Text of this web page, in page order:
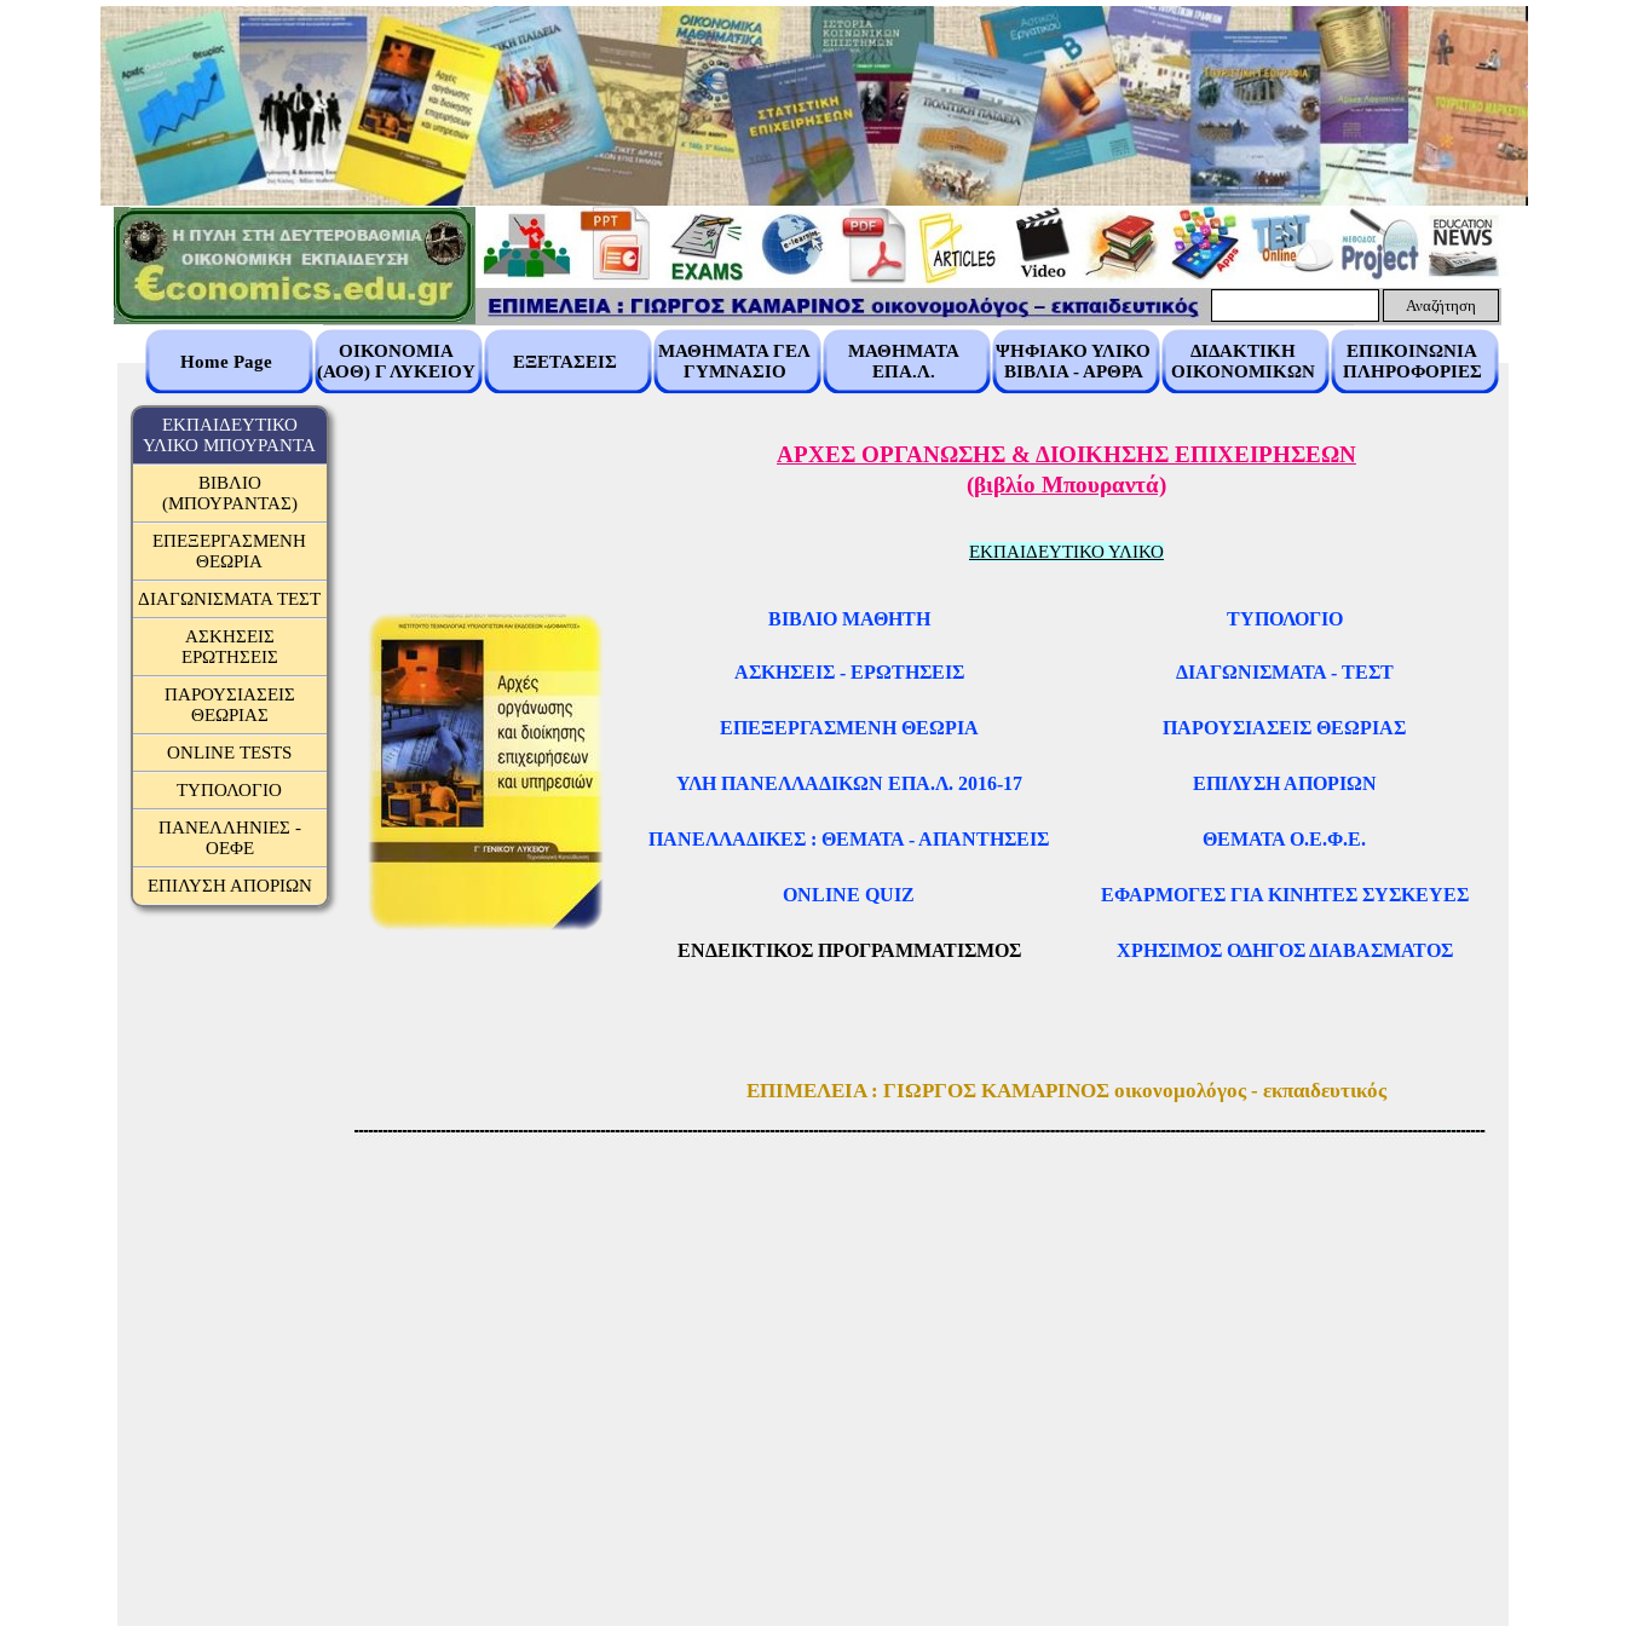
Αναζήτηση
Home Page
ΟΙΚΟΝΟΜΙΑ
(ΑΟΘ) Γ ΛΥΚΕΙΟΥ
ΕΞΕΤΑΣΕΙΣ
ΜΑΘΗΜΑΤΑ ΓΕΛ
ΓΥΜΝΑΣΙΟ
ΜΑΘΗΜΑΤΑ
ΕΠΑ.Λ.
ΨΗΦΙΑΚΟ ΥΛΙΚΟ
ΒΙΒΛΙΑ - ΑΡΘΡΑ
ΔΙΔΑΚΤΙΚΗ
ΟΙΚΟΝΟΜΙΚΩΝ
ΕΠΙΚΟΙΝΩΝΙΑ
ΠΛΗΡΟΦΟΡΙΕΣ
ΕΚΠΑΙΔΕΥΤΙΚΟ
ΥΛΙΚΟ ΜΠΟΥΡΑΝΤΑ
ΒΙΒΛΙΟ
(ΜΠΟΥΡΑΝΤΑΣ)
ΕΠΕΞΕΡΓΑΣΜΕΝΗ
ΘΕΩΡΙΑ
ΔΙΑΓΩΝΙΣΜΑΤΑ ΤΕΣΤ
ΑΣΚΗΣΕΙΣ
ΕΡΩΤΗΣΕΙΣ
ΠΑΡΟΥΣΙΑΣΕΙΣ
ΘΕΩΡΙΑΣ
ONLINE TESTS
ΤΥΠΟΛΟΓΙΟ
ΠΑΝΕΛΛΗΝΙΕΣ -
ΟΕΦΕ
ΕΠΙΛΥΣΗ ΑΠΟΡΙΩΝ
ΑΡΧΕΣ ΟΡΓΑΝΩΣΗΣ & ΔΙΟΙΚΗΣΗΣ ΕΠΙΧΕΙΡΗΣΕΩΝ
(βιβλίο Μπουραντά)
ΕΚΠΑΙΔΕΥΤΙΚΟ ΥΛΙΚΟ
ΒΙΒΛΙΟ ΜΑΘΗΤΗ
ΑΣΚΗΣΕΙΣ - ΕΡΩΤΗΣΕΙΣ
ΕΠΕΞΕΡΓΑΣΜΕΝΗ ΘΕΩΡΙΑ
ΥΛΗ ΠΑΝΕΛΛΑΔΙΚΩΝ ΕΠΑ.Λ. 2016-17
ΠΑΝΕΛΛΑΔΙΚΕΣ : ΘΕΜΑΤΑ - ΑΠΑΝΤΗΣΕΙΣ
ONLINE QUIZ
ΕΝΔΕΙΚΤΙΚΟΣ ΠΡΟΓΡΑΜΜΑΤΙΣΜΟΣ
ΤΥΠΟΛΟΓΙΟ
ΔΙΑΓΩΝΙΣΜΑΤΑ - ΤΕΣΤ
ΠΑΡΟΥΣΙΑΣΕΙΣ ΘΕΩΡΙΑΣ
ΕΠΙΛΥΣΗ ΑΠΟΡΙΩΝ
ΘΕΜΑΤΑ Ο.Ε.Φ.Ε.
ΕΦΑΡΜΟΓΕΣ ΓΙΑ ΚΙΝΗΤΕΣ ΣΥΣΚΕΥΕΣ
ΧΡΗΣΙΜΟΣ ΟΔΗΓΟΣ ΔΙΑΒΑΣΜΑΤΟΣ
ΕΠΙΜΕΛΕΙΑ : ΓΙΩΡΓΟΣ ΚΑΜΑΡΙΝΟΣ οικονομολόγος - εκπαιδευτικός